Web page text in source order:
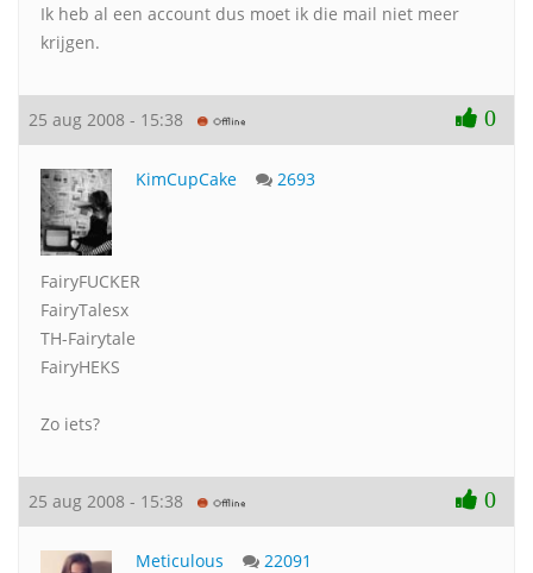
Ik heb al een account dus moet ik die mail niet meer
krijgen.
25 aug 2008 - 15:38 0
KimCupCake 2693
FairyFUCKER
FairyTalesx
TH-Fairytale
FairyHEKS
Zo iets?
25 aug 2008 - 15:38 0
Meticulous 22091